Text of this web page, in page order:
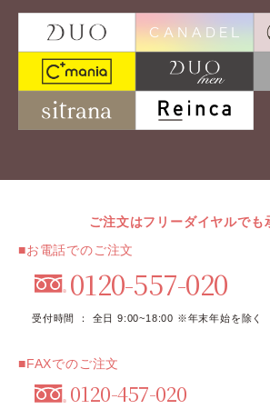
ご注文はフリーダイヤルでも
■お電話でのご注文
0120-557-020
受付時間 ： 全日 9:00~18:00 ※年末年始を除く
■FAXでのご注文
0120-457-020